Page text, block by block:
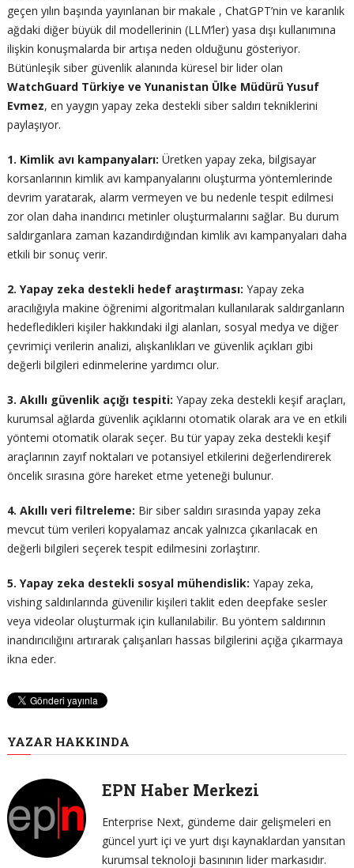
geçen yılın başında yayınlanan bir makale , ChatGPT’nin ve karanlık
ağdaki diğer büyük dil modellerinin (LLM’ler) yasa dışı kullanımına
ilişkin konuşmalarda bir artışa neden olduğunu gösteriyor.
Bütünleşik siber güvenlik alanında küresel bir lider olan
WatchGuard Türkiye ve Yunanistan Ülke Müdürü Yusuf
Evmez, en yaygın yapay zeka destekli siber saldırı tekniklerini
paylaşıyor.
1. Kimlik avı kampanyaları: Üretken yapay zeka, bilgisayar
korsanlarının kimlik avı kampanyalarını oluşturma yöntemlerinde
devrim yaratarak, alarm vermeyen ve bu nedenle tespit edilmesi
zor olan daha inandırıcı metinler oluşturmalarını sağlar. Bu durum
saldırganlara zaman kazandırdığından kimlik avı kampanyaları daha
etkili bir sonuç verir.
2. Yapay zeka destekli hedef araştırması: Yapay zeka
aracılığıyla makine öğrenimi algoritmaları kullanılarak saldırganların
hedefledikleri kişiler hakkındaki ilgi alanları, sosyal medya ve diğer
çevrimiçi verilerin analizi, alışkanlıkları ve güvenlik açıkları gibi
değerli bilgileri edinmelerine yardımcı olur.
3. Akıllı güvenlik açığı tespiti: Yapay zeka destekli keşif araçları,
kurumsal ağlarda güvenlik açıklarını otomatik olarak ara ve en etkili
yöntemi otomatik olarak seçer. Bu tür yapay zeka destekli keşif
araçlarının zayıf noktaları ve potansiyel etkilerini değerlendirerek
öncelik sırasına göre hareket etme yeteneği bulunur.
4. Akıllı veri filtreleme: Bir siber saldırı sırasında yapay zeka
mevcut tüm verileri kopyalamaz ancak yalnızca çıkarılacak en
değerli bilgileri seçerek tespit edilmesini zorlaştırır.
5. Yapay zeka destekli sosyal mühendislik: Yapay zeka,
vishing saldırılarında güvenilir kişileri taklit eden deepfake sesler
veya videolar oluşturmak için kullanılabilir. Bu yöntem saldırının
inandırıcılığını artırarak çalışanları hassas bilgilerini açığa çıkarmaya
ikna eder.
YAZAR HAKKINDA
EPN Haber Merkezi
Enterprise Next, gündeme dair gelişmeleri en
güncel yurt içi ve yurt dışı kaynaklardan yansıtan
kurumsal teknoloji basınının lider markasıdır.